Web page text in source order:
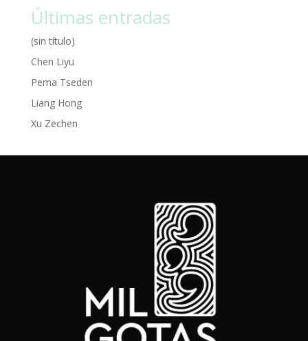
Últimas entradas
(sin título)
Chen Liyu
Pema Tseden
Liang Hong
Xu Zechen